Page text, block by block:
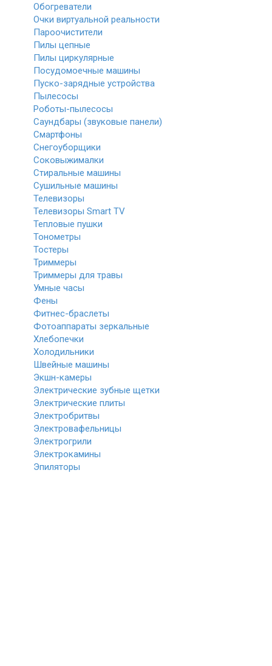
Обогреватели
Очки виртуальной реальности
Пароочистители
Пилы цепные
Пилы циркулярные
Посудомоечные машины
Пуско-зарядные устройства
Пылесосы
Роботы-пылесосы
Саундбары (звуковые панели)
Смартфоны
Снегоуборщики
Соковыжималки
Стиральные машины
Сушильные машины
Телевизоры
Телевизоры Smart TV
Тепловые пушки
Тонометры
Тостеры
Триммеры
Триммеры для травы
Умные часы
Фены
Фитнес-браслеты
Фотоаппараты зеркальные
Хлебопечки
Холодильники
Швейные машины
Экшн-камеры
Электрические зубные щетки
Электрические плиты
Электробритвы
Электровафельницы
Электрогрили
Электрокамины
Эпиляторы